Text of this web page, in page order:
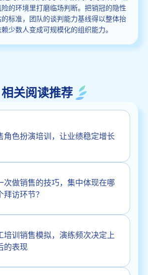
的环境里打磨临场判断。把销冠的隐性
标准，团队的谈判能力基线得以整体抬
少数人变成可规模化的组织能力。
相关阅读推荐
角色扮演培训，让业绩稳定增长
次做销售的技巧，集中体现在哪
拜访环节？
培训销售模拟，演练频次决定上
的表现